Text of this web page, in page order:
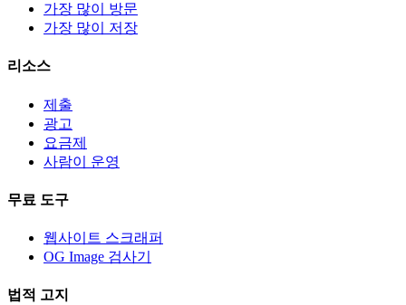
가장 많이 방문
가장 많이 저장
리소스
제출
광고
요금제
사람이 운영
무료 도구
웹사이트 스크래퍼
OG Image 검사기
법적 고지